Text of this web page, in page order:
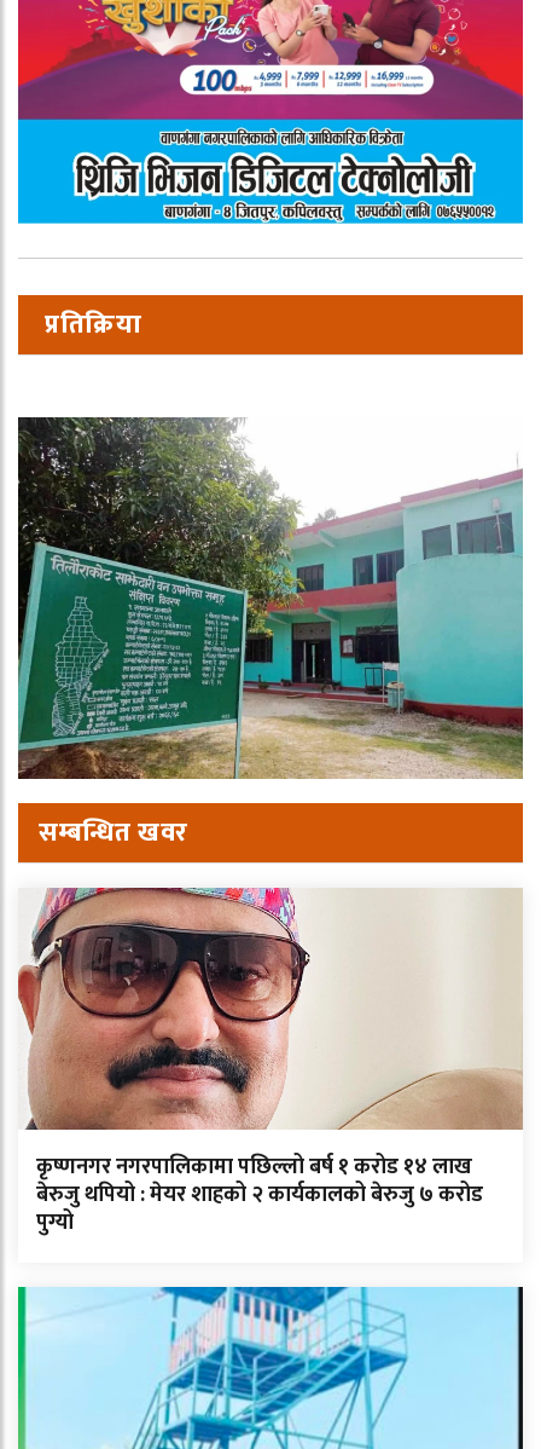
प्रतिक्रिया
सम्बन्धित खवर
कृष्णनगर नगरपालिकामा पछिल्लो बर्ष १ करोड १४ लाख
बेरुजु थपियो : मेयर शाहको २ कार्यकालको बेरुजु ७ करोड
पुग्यो